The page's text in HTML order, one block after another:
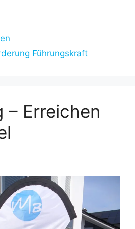
Führungskraft
– Erreichen